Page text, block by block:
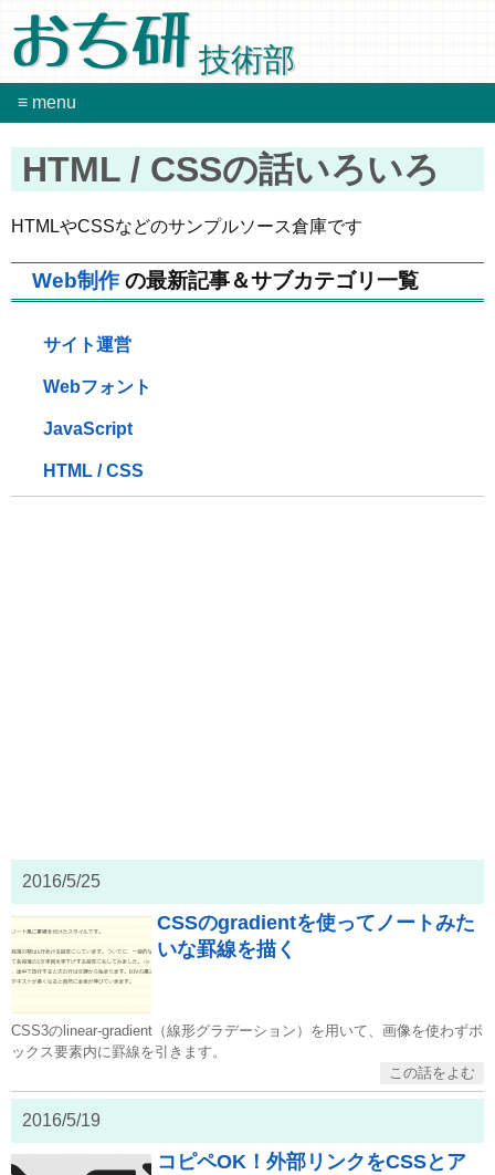
おち研
技術部
≡ menu
HTML / CSSの話いろいろ
HTMLやCSSなどのサンプルソース倉庫です
Web制作の最新記事＆サブカテゴリ一覧
サイト運営
Webフォント
JavaScript
HTML / CSS
2016/5/25
CSSのgradientを使ってノートみた
いな罫線を描く
CSS3のlinear-gradient（線形グラデーション）を用いて、画像を使わずボ
ックス要素内に罫線を引きます。
2016/5/19
コピペOK！外部リンクをCSSとア